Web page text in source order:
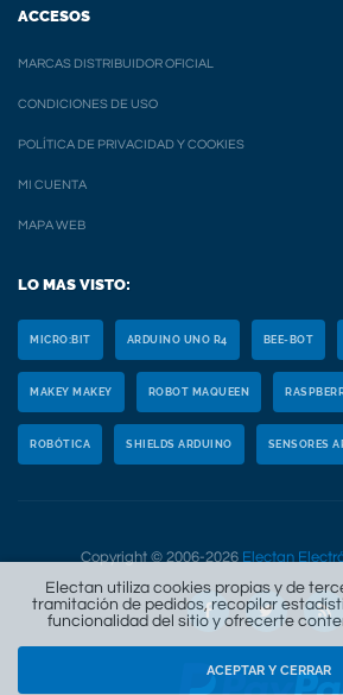
ACCESOS
MARCAS DISTRIBUIDOR OFICIAL
CONDICIONES DE USO
POLÍTICA DE PRIVACIDAD Y COOKIES
MI CUENTA
MAPA WEB
LO MAS VISTO:
MICRO:BIT ARDUINO UNO R4 BEE-BOT
MAKEY MAKEY ROBOT MAQUEEN
ROBÓTICA SHIELDS ARDUINO SENSORES
Copyright © 2006-2026 Electan
Electan utiliza cookies propias y de
tramitación de pedidos, recopilar
funcionalidad del sitio y ofrecerte
ACEPTAR Y CERRAR